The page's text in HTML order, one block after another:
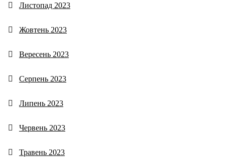
Листопад 2023
Жовтень 2023
Вересень 2023
Серпень 2023
Липень 2023
Червень 2023
Травень 2023